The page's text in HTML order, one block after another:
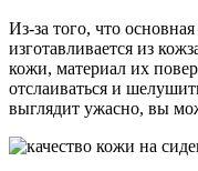
Из-за того, что
изготавливается из
кожи, материал их
отслаиваться и
выглядит ужасно, вы